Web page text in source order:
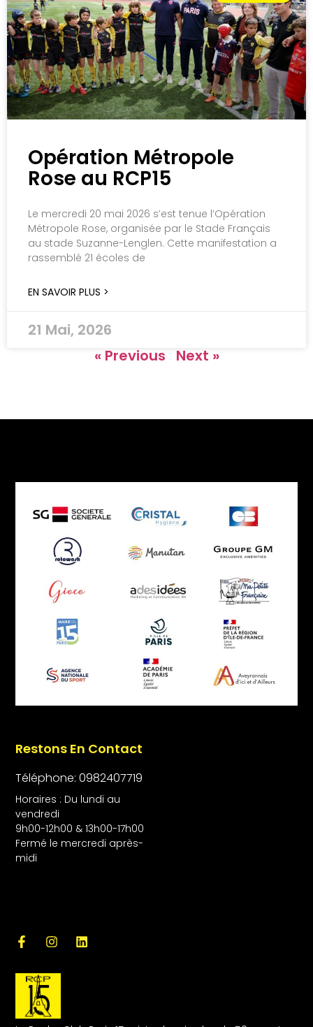
Opération Métropole
Rose au RCP15
Le mercredi 20 mai 2026 s’est tenue l’Opération
Métropole Rose, organisée par le Stade Français
au stade Suzanne-Lenglen. Cette manifestation a
rassemblé 21 écoles de
EN SAVOIR PLUS >
21 Mai, 2026
« Previous
Next »
Restons En Contact
Téléphone: 0982407719
Horaires : Du lundi au
vendredi
9h00-12h00 & 13h00-17h00
Fermé le mercredi après-
midi